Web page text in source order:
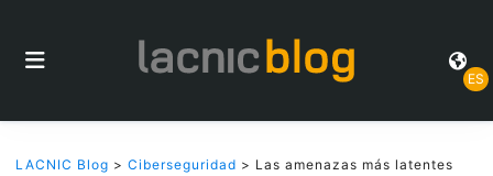
ES
LACNIC Blog > Ciberseguridad > Las amenazas más latentes